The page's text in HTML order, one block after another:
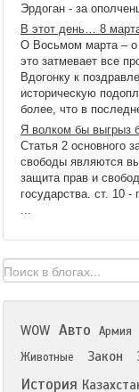
Эрдоган - за
В этот день… 8
О Восьмом марта –
это затмевает все
Вдогонку к
историческую
более, что в
Я волком бы выгрыз
Статья 2 основного
свободы являются
защита прав и
государства. ст. 10 -
...
WOW Авто Армия
Животные
Закон
История